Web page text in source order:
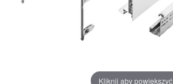
Kliknij aby powiększyć